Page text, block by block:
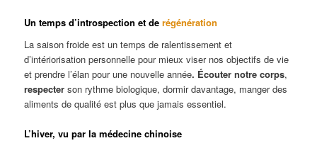
Un temps d’introspection et derégénération
La saison froide est un temps de ralentissement et
d’intériorisation personnelle pour mieux viser nos objectifs de vie
et prendre l’élan pour une nouvelle année. Écouter notre corps,
respecter son rythme biologique, dormir davantage, manger des
aliments de qualité est plus que jamais essentiel.
L’hiver, vu par la médecine chinoise